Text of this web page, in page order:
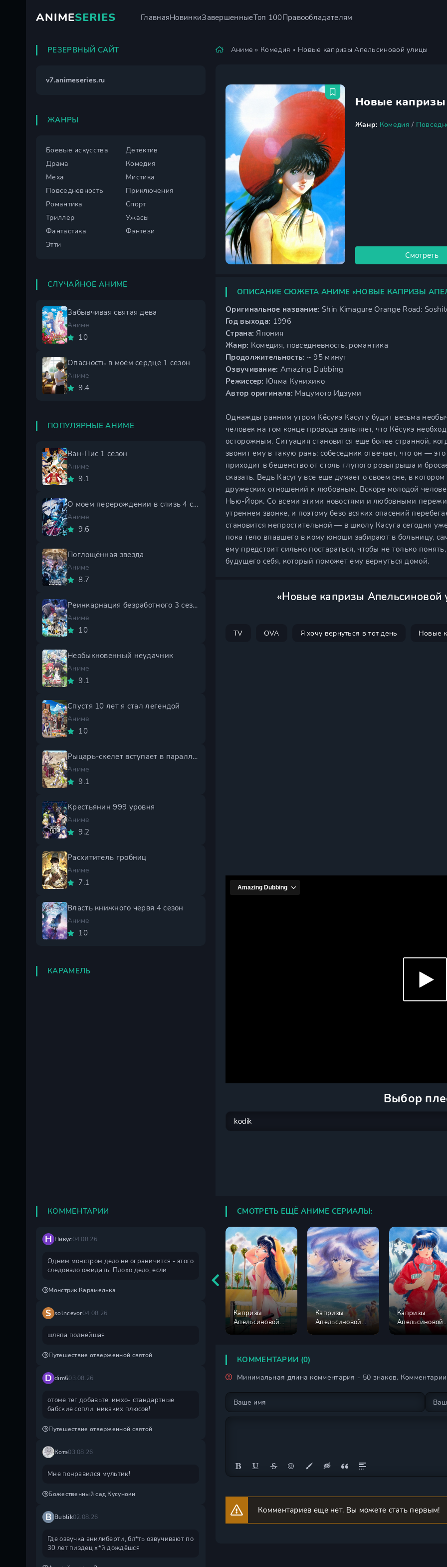
ANIMESERIES ГлавнаяНовинкиЗавершенныеТоп 100Правообладателям
Аниме » Комедия » Новые капризы Апельсиновой улицы
Новые
Жанр: Комедия /
Смотреть
ОПИСАНИЕ СЮЖЕТА АНИМЕ «НОВЫЕ КАПРИЗЫ
Оригинальное название: Shin Kimagure Orange Road:
Год выхода: 1996
Страна: Япония
Жанр: Комедия, повседневность, романтика
Продолжительность: ~ 95 минут
Озвучивание: Amazing Dubbing
Режиссер: Юяма Кунихико
Автор оригинала: Мацумото Идзуми
Однажды ранним утром Кёсукэ Касугу будит весьма
человек на том конце провода заявляет, что Кёсукэ
осторожным. Ситуация становится еще более странной,
звонит ему в такую рань: собеседник отвечает, что он —
приходит в бешенство от столь глупого розыгрыша и
сказать. Ведь Касугу все еще думает о своем сне, в
дружеских отношений к любовным. Вскоре молодой
Нью-Йорк. Со всеми этими новостями и любовными
утреннем звонке, и поэтому безо всяких опасений
становится непростительной — в школу Касуга сегодня
пока тело впавшего в кому юноши забирают в больницу,
ему предстоит сильно постараться, чтобы не только
будущего себя, который поможет ему вернуться домой.
«Новые капризы Апельсиновой
TV OVA Я хочу вернуться в тот день Новые
Выбор
СМОТРЕТЬ ЕЩЁ АНИМЕ СЕРИАЛЫ:
Капризы
Апельсиновой
Капризы
Апельсиновой
Капризы
Апельсиновой
КОММЕНТАРИИ (0)
Минимальная длина комментария - 50 знаков.
Комментариев еще нет. Вы можете стать первым!
РЕЗЕРВНЫЙ САЙТ
v7.animeseries.ru
ЖАНРЫ
Боевые искусства
Детектив
Драма
Комедия
Меха
Мистика
Повседневность
Приключения
Романтика
Спорт
Триллер
Ужасы
Фантастика
Фэнтези
Этти
СЛУЧАЙНОЕ АНИМЕ
Забывчивая святая дева
Аниме
10
Опасность в моём сердце 1 сезон
Аниме
9.4
ПОПУЛЯРНЫЕ АНИМЕ
Ван-Пис 1 сезон
Аниме
9.1
О моем перерождении в слизь 4 сезон
Аниме
9.6
Поглощённая звезда
Аниме
8.7
Реинкарнация безработного 3 сезон
Аниме
10
Необыкновенный неудачник
Аниме
9.1
Спустя 10 лет я стал легендой
Аниме
10
Рыцарь-скелет вступает в параллельный мир 2 сезон
Аниме
9.1
Крестьянин 999 уровня
Аниме
9.2
Расхититель гробниц
Аниме
7.1
Власть книжного червя 4 сезон
Аниме
10
КАРАМЕЛЬ
КОММЕНТАРИИ
Н Никус04.08.26
Одним монстром дело не ограничится - этого
следовало ожидать. Плохо дело, если
Монстрик Карамелька
S solncevor04.08.26
шляпа полнейшая
Путешествие отверженной святой
D dim603.08.26
отоме тег добавьте. имхо- стандартные
бабские сопли. никаких плюсов!
Путешествие отверженной святой
Котэ03.08.26
Мне понравился мультик!
Божественный сад Кусуноки
B Bublik02.08.26
Где озвучка анилиберти, бл*ть озвучивают по
30 лет пиздец х*й дождëшся